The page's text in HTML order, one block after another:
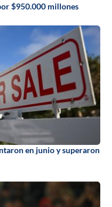
$950.000 millones
en junio y superaron